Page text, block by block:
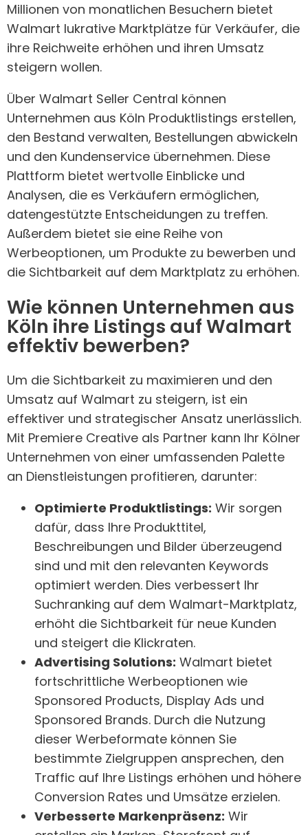
Millionen von monatlichen Besuchern bietet
Walmart lukrative Marktplätze für Verkäufer, die
ihre Reichweite erhöhen und ihren Umsatz
steigern wollen.
Über Walmart Seller Central können
Unternehmen aus Köln Produktlistings erstellen,
den Bestand verwalten, Bestellungen abwickeln
und den Kundenservice übernehmen. Diese
Plattform bietet wertvolle Einblicke und
Analysen, die es Verkäufern ermöglichen,
datengestützte Entscheidungen zu treffen.
Außerdem bietet sie eine Reihe von
Werbeoptionen, um Produkte zu bewerben und
die Sichtbarkeit auf dem Marktplatz zu erhöhen.
Wie können Unternehmen aus
Köln ihre Listings auf Walmart
effektiv bewerben?
Um die Sichtbarkeit zu maximieren und den
Umsatz auf Walmart zu steigern, ist ein
effektiver und strategischer Ansatz unerlässlich.
Mit Premiere Creative als Partner kann Ihr Kölner
Unternehmen von einer umfassenden Palette
an Dienstleistungen profitieren, darunter:
Optimierte Produktlistings: Wir sorgen
dafür, dass Ihre Produkttitel,
Beschreibungen und Bilder überzeugend
sind und mit den relevanten Keywords
optimiert werden. Dies verbessert Ihr
Suchranking auf dem Walmart-Marktplatz,
erhöht die Sichtbarkeit für neue Kunden
und steigert die Klickraten.
Advertising Solutions: Walmart bietet
fortschrittliche Werbeoptionen wie
Sponsored Products, Display Ads und
Sponsored Brands. Durch die Nutzung
dieser Werbeformate können Sie
bestimmte Zielgruppen ansprechen, den
Traffic auf Ihre Listings erhöhen und höhere
Conversion Rates und Umsätze erzielen.
Verbesserte Markenpräsenz: Wir